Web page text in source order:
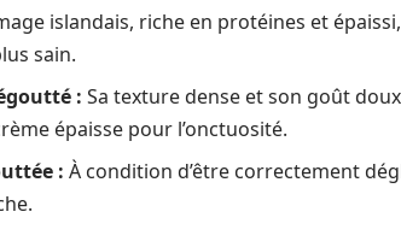
islandais, riche en protéines et
sain.
: Sa texture dense et son goût
épaisse pour l’onctuosité.
: À condition d’être correctement